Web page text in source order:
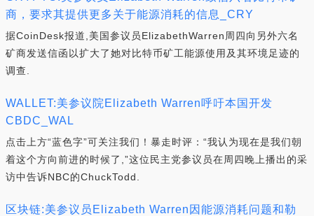
商，要求其提供更多关于能源消耗的信息_CRY
据CoinDesk报道,美国参议员ElizabethWarren周四向另外六名
矿商发送信函以扩大了她对比特币矿工能源使用及其环境足迹的
调查.
WALLET:美参议院Elizabeth Warren呼吁本国开发
CBDC_WAL
点击上方“蓝色字”可关注我们！暴走时评：“我认为现在是我们朝
着这个方向前进的时候了,”这位民主党参议员在周四晚上播出的采
访中告诉NBC的ChuckTodd.
区块链:美参议员Elizabeth Warren因能源消耗问题和勒